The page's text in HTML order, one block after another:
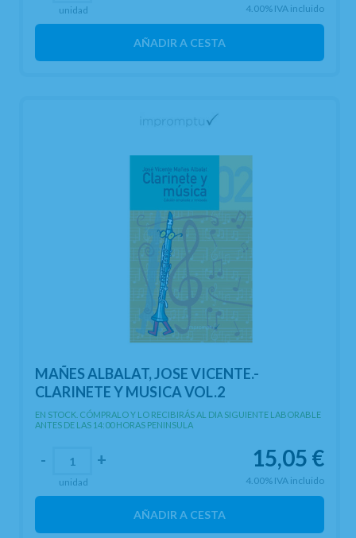
4.00% IVA incluido
unidad
AÑADIR A CESTA
MAÑES ALBALAT, JOSE VICENTE.-
CLARINETE Y MUSICA VOL.2
EN STOCK. CÓMPRALO Y LO RECIBIRÁS AL DIA SIGUIENTE LABORABLE
ANTES DE LAS 14:00 HORAS PENINSULA
15,05 €
4.00% IVA incluido
- +
unidad
AÑADIR A CESTA